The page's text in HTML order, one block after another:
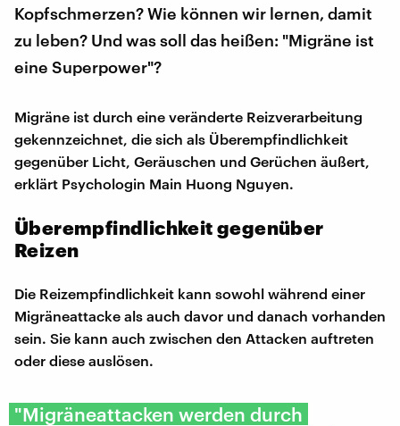
Kopfschmerzen? Wie können wir lernen, damit
zu leben? Und was soll das heißen: "Migräne ist
eine Superpower"?
Migräne ist durch eine veränderte Reizverarbeitung
gekennzeichnet, die sich als Überempfindlichkeit
gegenüber Licht, Geräuschen und Gerüchen äußert,
erklärt Psychologin Main Huong Nguyen.
Überempfindlichkeit gegenüber
Reizen
Die Reizempfindlichkeit kann sowohl während einer
Migräneattacke als auch davor und danach vorhanden
sein. Sie kann auch zwischen den Attacken auftreten
oder diese auslösen.
"Migräneattacken werden durch